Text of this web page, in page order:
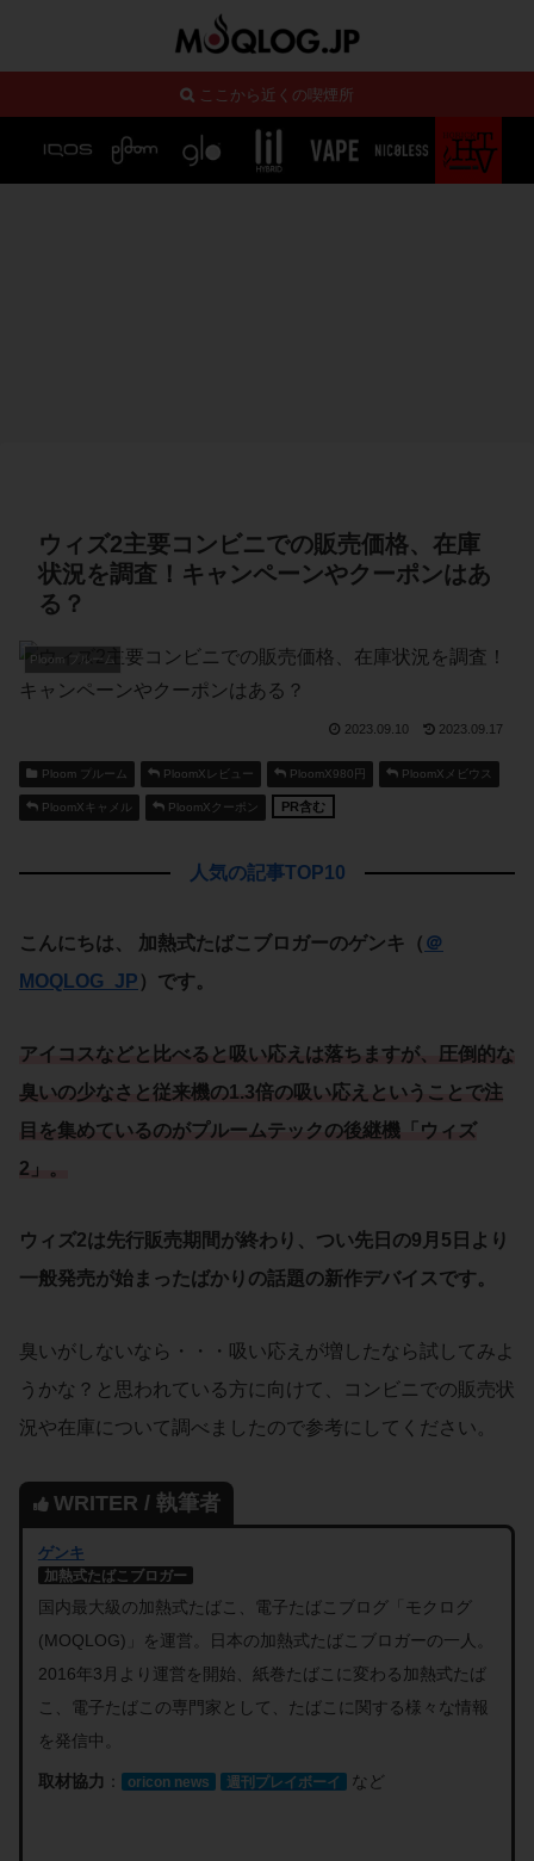
ここから近くの喫煙所
ウィズ2主要コンビニでの販売価格、在庫
状況を調査！キャンペーンやクーポンはあ
る？
Ploom プルーム
2023.09.10 2023.09.17
Ploom プルーム PloomXレビュー PloomX980円 PloomXメビウス
PloomXキャメル PloomXクーポン PR含む
人気の記事TOP10
こんにちは、 加熱式たばこブロガーのゲンキ （ ＠
MOQLOG_JP ）です。
アイコスなどと比べると 吸い応え は落ちますが、圧倒的な
臭いの少なさ と従来機の1.3倍の吸い応え ということで注
目を集めているのがプルームテックの後継機 「 ウィズ
2 」。
ウィズ2は先行販売期間が終わり、つい先日の9月5日より
一般発売が始まったばかりの話題の新作デバイスです。
臭いがしないなら・・・吸い応えが増したなら試してみよ
うかな？と思われている方に向けて、コンビニでの販売状
況や在庫について調べましたので参考にしてください。
WRITER / 執筆者
ゲンキ
加熱式たばこブロガー
国内最大級の加熱式たばこ、電子たばこブログ「モクログ
(MOQLOG)」を運営。日本の加熱式たばこブロガーの一人。
2016年3月より運営を開始、紙巻たばこに変わる加熱式たば
こ、電子たばこの専門家として、たばこに関する様々な情報
を発信中。
取材協力 ： oricon news 週刊プレイボーイ など